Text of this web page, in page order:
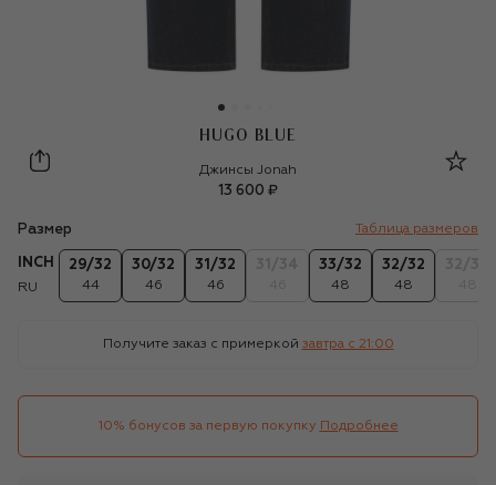
HUGO BLUE
HUGO Blue
Джинсы Jonah
13 600 ₽
Размер Таблица размеров
INCH
RU
29/32
44
30/32
46
31/32
46
33/32
48
32/32
48
Получите заказ с примеркой завтра c 21:00
10% бонусов за первую покупку Подробнее